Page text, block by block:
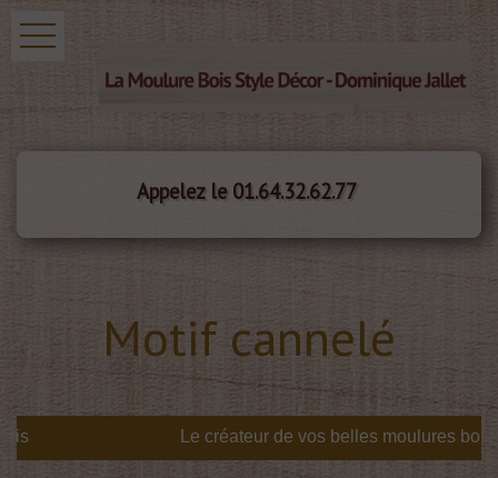
Appelez le 01.64.32.62.77
Motif cannelé